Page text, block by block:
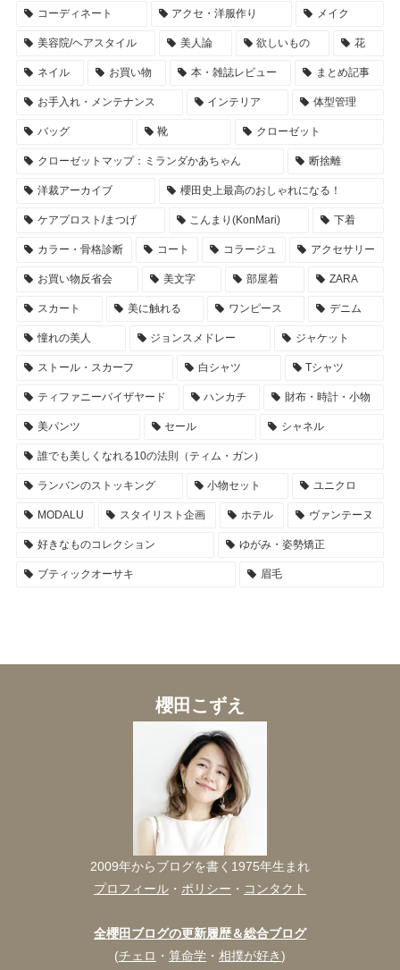
コーディネート アクセ・洋服作り メイク
美容院/ヘアスタイル 美人論 欲しいもの 花
ネイル お買い物 本・雑誌レビュー まとめ記事
お手入れ・メンテナンス インテリア 体型管理
バッグ 靴 クローゼット
クローゼットマップ：ミランダかあちゃん 断捨離
洋裁アーカイブ 櫻田史上最高のおしゃれになる！
ケアプロスト/まつげ こんまり(KonMari) 下着
カラー・骨格診断 コート コラージュ アクセサリー
お買い物反省会 美文字 部屋着 ZARA
スカート 美に触れる ワンピース デニム
憧れの美人 ジョンスメドレー ジャケット
ストール・スカーフ 白シャツ Tシャツ
ティファニーバイザヤード ハンカチ 財布・時計・小物
美パンツ セール シャネル
誰でも美しくなれる10の法則（ティム・ガン）
ランバンのストッキング 小物セット ユニクロ
MODALU スタイリスト企画 ホテル ヴァンテーヌ
好きなものコレクション ゆがみ・姿勢矯正
ブティックオーサキ 眉毛
櫻田こずえ
2009年からブログを書く1975年生まれ
プロフィール ・ ポリシー ・ コンタクト
全櫻田ブログの更新履歴＆総合ブログ
(チェロ ・ 算命学 ・ 相撲が好き)